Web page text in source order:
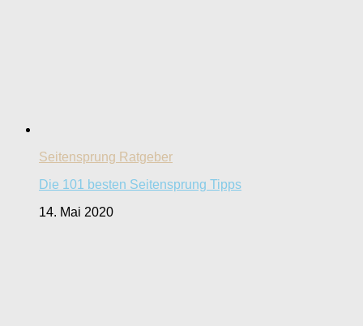
Seitensprung Ratgeber
Die 101 besten Seitensprung Tipps
14. Mai 2020